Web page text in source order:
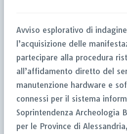
Avviso esplorativo di
l’acquisizione delle
partecipare alla procedura
all’affidamento diretto del
manutenzione hardware e
connessi per il sistema
Soprintendenza Archeologia
per le Province di